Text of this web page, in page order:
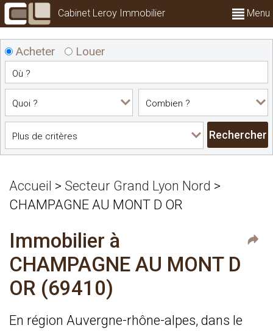
Cabinet Leroy Immobilier Menu
Acheter Louer
Accueil > Secteur Grand Lyon Nord >
CHAMPAGNE AU MONT D OR
Immobilier à
CHAMPAGNE AU MONT D
OR (69410)
En région Auvergne-rhône-alpes, dans le